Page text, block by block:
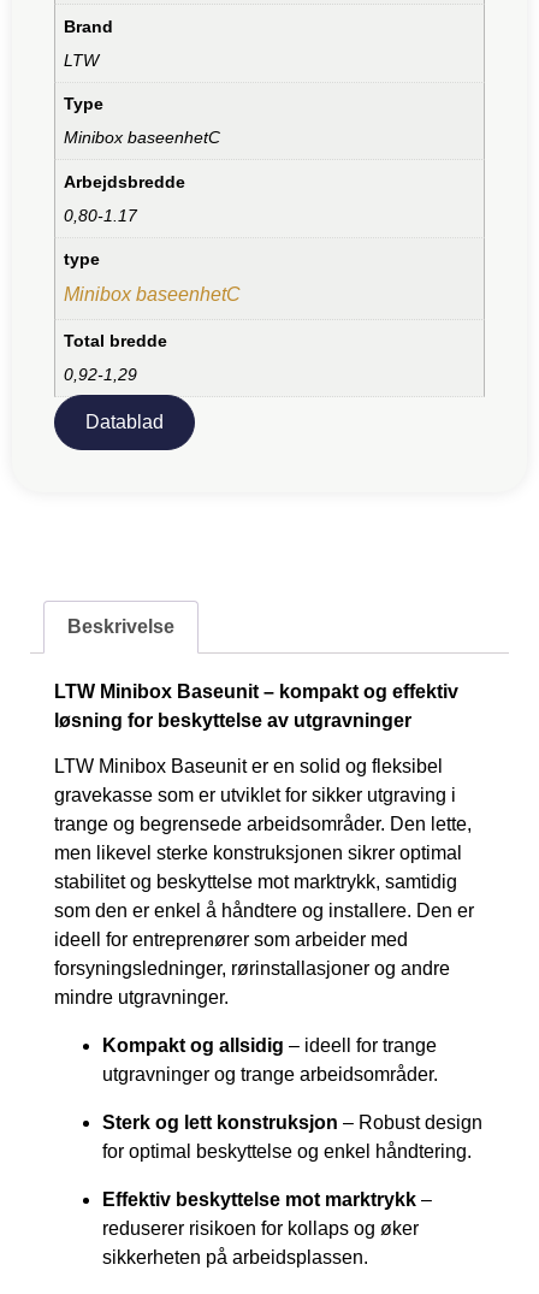
Brand
LTW
Type
Minibox baseenhetC
Arbejdsbredde
0,80-1.17
type
Minibox baseenhetC
Total bredde
0,92-1,29
Datablad
Beskrivelse
LTW Minibox Baseunit – kompakt og effektiv
løsning for beskyttelse av utgravninger
LTW Minibox Baseunit er en solid og fleksibel
gravekasse som er utviklet for sikker utgraving i
trange og begrensede arbeidsområder. Den lette,
men likevel sterke konstruksjonen sikrer optimal
stabilitet og beskyttelse mot marktrykk, samtidig
som den er enkel å håndtere og installere. Den er
ideell for entreprenører som arbeider med
forsyningsledninger, rørinstallasjoner og andre
mindre utgravninger.
Kompakt og allsidig – ideell for trange
utgravninger og trange arbeidsområder.
Sterk og lett konstruksjon – Robust design
for optimal beskyttelse og enkel håndtering.
Effektiv beskyttelse mot marktrykk –
reduserer risikoen for kollaps og øker
sikkerheten på arbeidsplassen.